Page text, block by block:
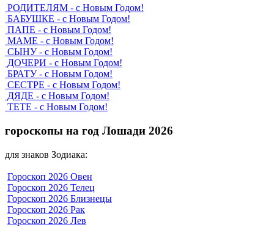
РОДИТЕЛЯМ - с Новым Годом!
БАБУШКЕ - с Новым Годом!
ПАПЕ - с Новым Годом!
МАМЕ - с Новым Годом!
СЫНУ - с Новым Годом!
ДОЧЕРИ - с Новым Годом!
БРАТУ - с Новым Годом!
СЕСТРЕ - с Новым Годом!
ДЯДЕ - с Новым Годом!
ТЕТЕ - с Новым Годом!
гороскопы на год Лошади 2026
для знаков Зодиака:
Гороскоп 2026 Овен
Гороскоп 2026 Телец
Гороскоп 2026 Близнецы
Гороскоп 2026 Рак
Гороскоп 2026 Лев